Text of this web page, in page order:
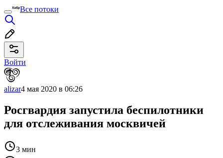
Все потоки
Войти
alizar4 мая 2020 в 06:26
Росгвардия запустила беспилотники
для отслеживания москвичей
3 мин